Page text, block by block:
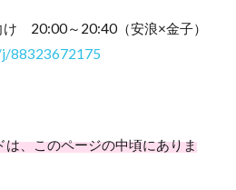
20:00～20:40（安浪×金子）
j/88323672175
、このページの中頃にありま